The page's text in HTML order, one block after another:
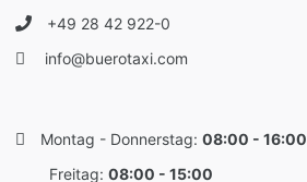
+49 28 42 922-0
info@buerotaxi.com
Montag - Donnerstag: 08:00 - 16:00
Freitag: 08:00 - 15:00